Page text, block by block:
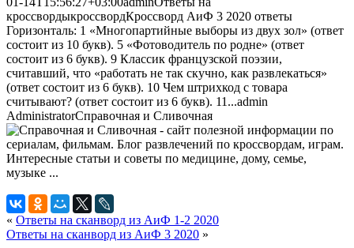
кроссвордыкроссвордКроссворд АиФ 3 2020 ответы
Горизонталь: 1 «Многопартийные выборы из двух зол» (ответ
состоит из 10 букв). 5 «Фотоводитель по родне» (ответ
состоит из 6 букв). 9 Классик французской поэзии,
считавший, что «работать не так скучно, как развлекаться»
(ответ состоит из 6 букв). 10 Чем штрихкод с товара
считывают? (ответ состоит из 6 букв). 11...admin
AdministratorСправочная и Сливочная
« Ответы на сканворд из АиФ 1-2 2020
Ответы на сканворд из АиФ 3 2020 »